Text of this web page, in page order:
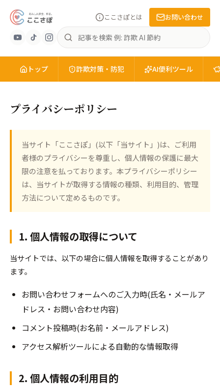
あ
ん
ん
全
知
こ
記
事
を
索
ここさぽとは お問い合わせ
トップ 詐欺対策・防犯 AI便利ツール
プライバシーポリシー
当サイト「ここさぽ」(以下「当サイト」)は、ご利用
者様のプライバシーを尊重し、個人情報の保護に最大
限の注意を払っております。本プライバシーポリシー
は、当サイトが取得する情報の種類、利用目的、管理
方法について定めるものです。
1. 個人情報の取得について
当サイトでは、以下の場合に個人情報を取得することがあり
ます。
お問い合わせフォームへのご入力時(氏名・メールア
ドレス・お問い合わせ内容)
コメント投稿時(お名前・メールアドレス)
アクセス解析ツールによる自動的な情報取得
2. 個人情報の利用目的